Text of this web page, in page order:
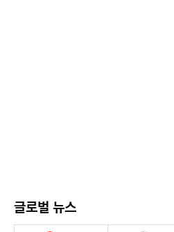
글로벌 뉴스